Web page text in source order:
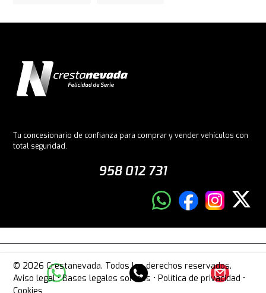
Tu concesionario de confianza para comprar y vender vehículos con
total seguridad.
958 012 731
© 2026 Crestanevada. Todos los derechos reservados.
Aviso legal•Bases legales sorteos •Política de privacidad •
Cookies